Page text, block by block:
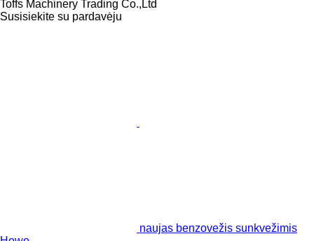
Toffs Machinery Trading Co.,Ltd
Susisiekite su pardavėju
naujas benzovežis sunkvežimis